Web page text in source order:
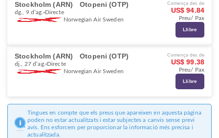
Stockholm (ARN) Otopeni (OTP)
dg., 9 d’ag. Directe
Norwegian Air Sweden
Comença des de
US$ 94.84
Preu/ Pax
Llibre
Stockholm (ARN) Otopeni (OTP)
dj., 27 d’ag. Directe
Norwegian Air Sweden
Comença des de
US$ 99.38
Preu/ Pax
Llibre
Tingues en compte que els preus que apareixen en aquesta pàgina
poden no estar actualitzats i estar subjectes a canvis sense previ
avís. Ens esforcem per proporcionar la informació més precisa i
actualitzada.